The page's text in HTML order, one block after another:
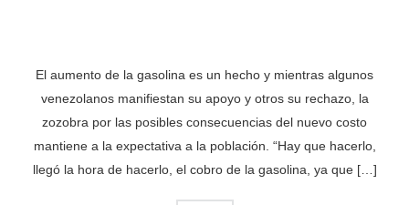
El aumento de la gasolina es un hecho y mientras algunos
venezolanos manifiestan su apoyo y otros su rechazo, la
zozobra por las posibles consecuencias del nuevo costo
mantiene a la expectativa a la población. “Hay que hacerlo,
llegó la hora de hacerlo, el cobro de la gasolina, ya que […]